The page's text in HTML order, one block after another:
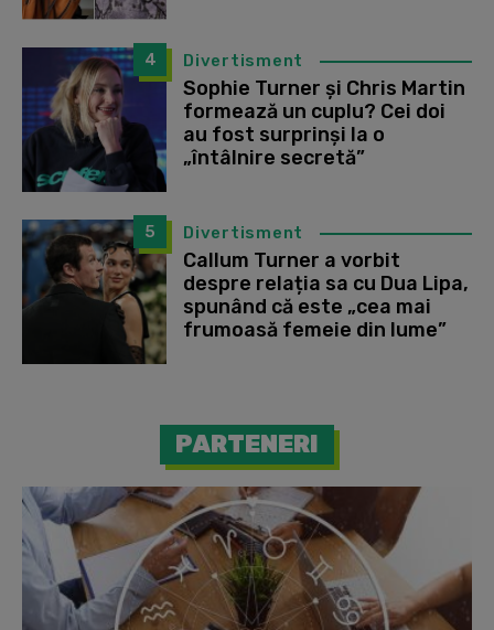
4 Divertisment
Sophie Turner și Chris Martin
formează un cuplu? Cei doi
au fost surprinși la o
„întâlnire secretă”
5 Divertisment
Callum Turner a vorbit
despre relația sa cu Dua Lipa,
spunând că este „cea mai
frumoasă femeie din lume”
PARTENERI